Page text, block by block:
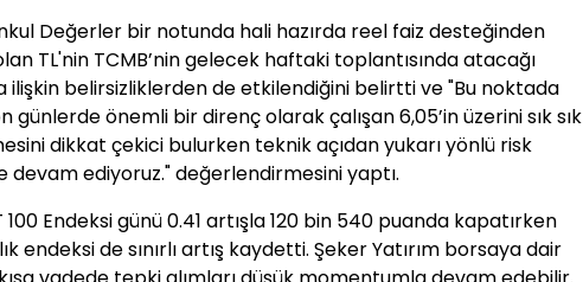
Değerler bir notunda hali hazırda reel faiz desteğinden
TL'nin TCMB’nin gelecek haftaki toplantısında atacağı
ilişkin belirsizliklerden de etkilendiğini belirtti ve "Bu noktada
günlerde önemli bir direnç olarak çalışan 6,05’in üzerini sık sık
dikkat çekici bulurken teknik açıdan yukarı yönlü risk
devam ediyoruz." değerlendirmesini yaptı.
100 Endeksi günü 0.41 artışla 120 bin 540 puanda kapatırken
endeksi de sınırlı artış kaydetti. Şeker Yatırım borsaya dair